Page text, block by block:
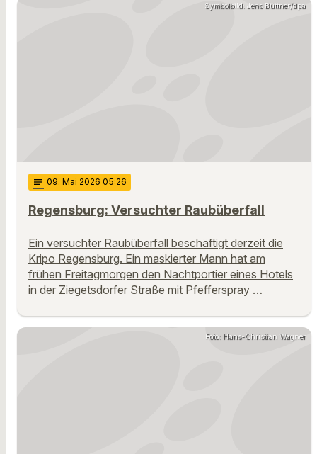
Symbolbild: Jens Büttner/dpa
notes 09. Mai 2026 05:26
Regensburg: Versuchter Raubüberfall
Ein versuchter Raubüberfall beschäftigt derzeit die
Kripo Regensburg. Ein maskierter Mann hat am
frühen Freitagmorgen den Nachtportier eines Hotels
in der Ziegetsdorfer Straße mit Pfefferspray …
Foto: Hans-Christian Wagner